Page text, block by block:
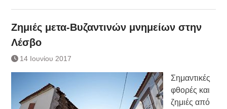
Ζημιές μετα-Βυζαντινών μνημείων στην
Λέσβο
14 Ιουνίου 2017
Σημαντικές
φθορές και
ζημιές από